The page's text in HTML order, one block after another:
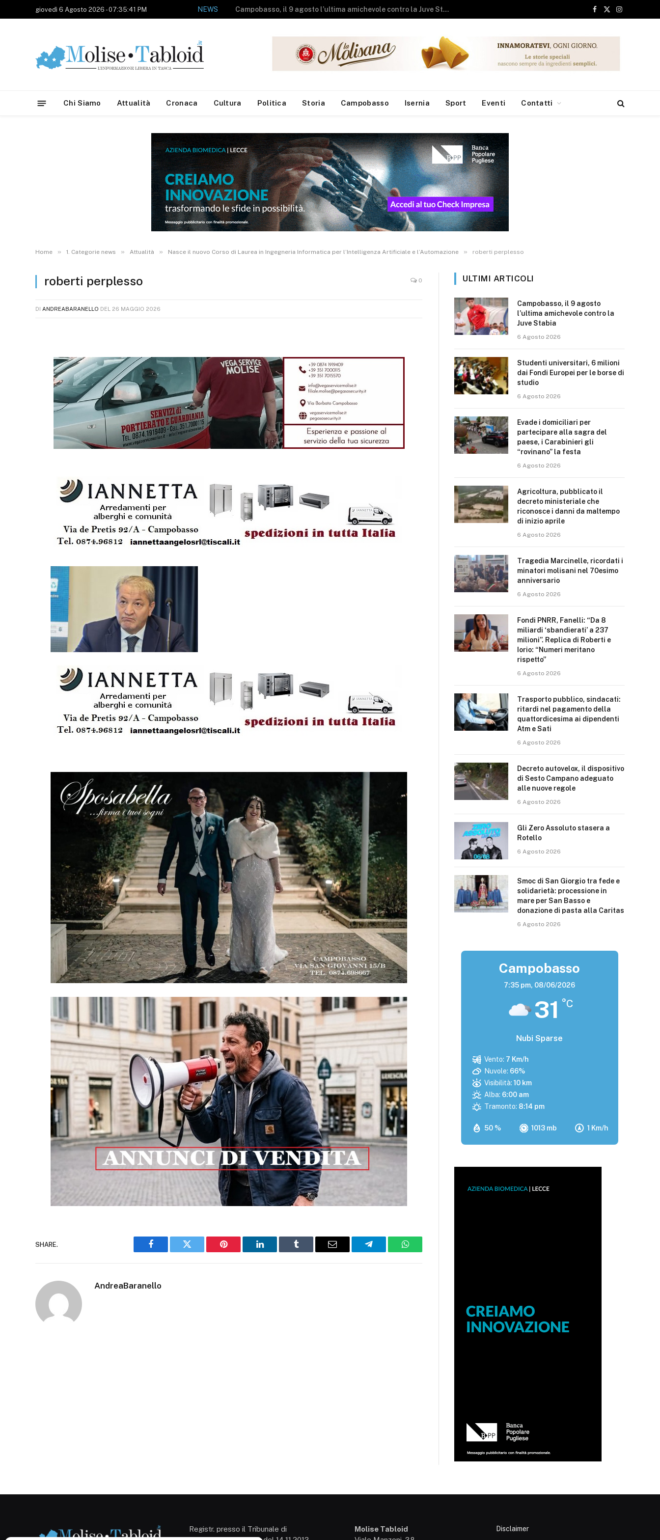
giovedì 6 Agosto 2026 - 07:35:41 PM NEWS Studenti universitari, 6 milioni dai Fondi Europei per le borse di studio
Facebook
X
Instagram
Chi Siamo Attualità Cronaca Cultura Politica Storia Campobasso Isernia Sport Eventi Contatti
Home » 1. Categorie news » Attualità » Nasce il nuovo Corso di Laurea in Ingegneria Informatica per l’Intelligenza Artificiale e l’Automazione » roberti perplesso
roberti perplesso 0
DI ANDREABARANELLO DEL 26 MAGGIO 2026
SHARE.
Facebook Twitter Pinterest LinkedIn Tumblr Email Telegram WhatsApp
AndreaBaranello
ULTIMI ARTICOLI
Campobasso, il 9 agosto
l’ultima amichevole contro la
Juve Stabia
6 Agosto 2026
Studenti universitari, 6 milioni
dai Fondi Europei per le borse di
studio
6 Agosto 2026
Evade i domiciliari per
partecipare alla sagra del
paese, i Carabinieri gli
“rovinano” la festa
6 Agosto 2026
Agricoltura, pubblicato il
decreto ministeriale che
riconosce i danni da maltempo
di inizio aprile
6 Agosto 2026
Tragedia Marcinelle, ricordati i
minatori molisani nel 70esimo
anniversario
6 Agosto 2026
Fondi PNRR, Fanelli: “Da 8
miliardi ‘sbandierati’ a 237
milioni”. Replica di Roberti e
Iorio: “Numeri meritano
rispetto”
6 Agosto 2026
Trasporto pubblico, sindacati:
ritardi nel pagamento della
quattordicesima ai dipendenti
Atm e Sati
6 Agosto 2026
Decreto autovelox, il dispositivo
di Sesto Campano adeguato
alle nuove regole
6 Agosto 2026
Gli Zero Assoluto stasera a
Rotello
6 Agosto 2026
Smoc di San Giorgio tra fede e
solidarietà: processione in
mare per San Basso e
donazione di pasta alla Caritas
6 Agosto 2026
Campobasso
7:35 pm, 08/06/2026
31 °C
Nubi Sparse
50 % 1013 mb 1 Km/h
Vento: 7 Km/h
Nuvole: 66%
Visibilità: 10 km
Alba: 6:00 am
Tramonto: 8:14 pm
Registr. presso il Tribunale di
Molise Tabloid
Disclaimer